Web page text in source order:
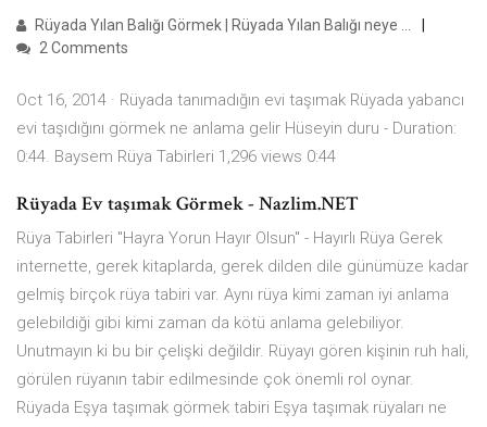
Rüyada Yılan Balığı Görmek | Rüyada Yılan Balığı neye ...
2 Comments
Oct 16, 2014 · Rüyada tanımadığın evi taşımak Rüyada yabancı
evi taşıdığını görmek ne anlama gelir Hüseyin duru - Duration:
0:44. Baysem Rüya Tabirleri 1,296 views 0:44
Rüyada Ev taşımak Görmek - Nazlim.NET
Rüya Tabirleri "Hayra Yorun Hayır Olsun" - Hayırlı Rüya Gerek
internette, gerek kitaplarda, gerek dilden dile günümüze kadar
gelmiş birçok rüya tabiri var. Aynı rüya kimi zaman iyi anlama
gelebildiği gibi kimi zaman da kötü anlama gelebiliyor.
Unutmayın ki bu bir çelişki değildir. Rüyayı gören kişinin ruh hali,
görülen rüyanın tabir edilmesinde çok önemli rol oynar.
Rüyada Eşya taşımak görmek tabiri Eşya taşımak rüyaları ne